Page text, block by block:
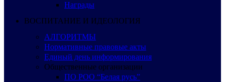
Награды
ВОСПИТАНИЕ И ИДЕОЛОГИЯ
АЛГОРИТМЫ
Нормативные правовые акты
Единый день информирования
Общественные организации
ПО РОО “Белая русь”